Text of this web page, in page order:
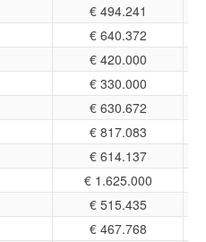
€ 494.241
€ 640.372
€ 420.000
€ 330.000
€ 630.672
€ 817.083
€ 614.137
€ 1.625.000
€ 515.435
€ 467.768